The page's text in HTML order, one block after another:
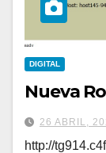
DIGITAL
Nueva
26 ABRIL,
http://